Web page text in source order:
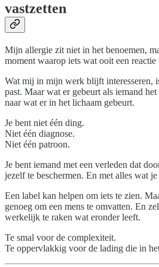
vastzetten
Mijn allergie zit niet in het benoemen,
moment waarop iets wat ooit een
Wat mij in mijn werk blijft interesseren,
past. Maar wat er gebeurt als iemand
naar wat er in het lichaam gebeurt.
Je bent niet één ding.
Niet één diagnose.
Niet één patroon.
Je bent iemand met een verleden dat
jezelf te beschermen. En met alles wat
Een label kan helpen om iets te zien.
genoeg om een mens te omvatten. En
werkelijk te raken wat eronder leeft.
Te smal voor de complexiteit.
Te oppervlakkig voor de lading die in